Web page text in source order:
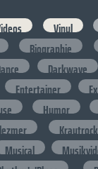
Vinyl
Biographie
Darkwave
Entertainer
Humor
Krautrock
Musical